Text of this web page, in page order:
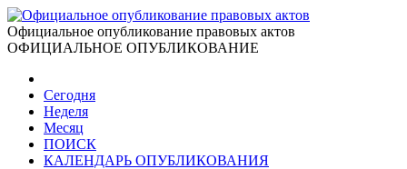
Официальное опубликование правовых актов
ОФИЦИАЛЬНОЕ ОПУБЛИКОВАНИЕ
Сегодня
Неделя
Месяц
ПОИСК
КАЛЕНДАРЬ ОПУБЛИКОВАНИЯ